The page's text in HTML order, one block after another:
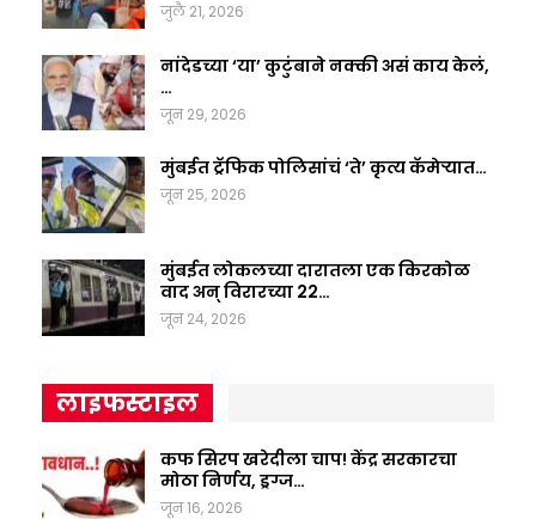
जुलै 21, 2026
नांदेडच्या ‘या’ कुटुंबाने नक्की असं काय केलं,
…
जून 29, 2026
मुंबईत ट्रॅफिक पोलिसांचं ‘ते’ कृत्य कॅमेऱ्यात…
जून 25, 2026
मुंबईत लोकलच्या दारातला एक किरकोळ
वाद अन् विरारच्या 22…
जून 24, 2026
लाइफस्टाइल
कफ सिरप खरेदीला चाप! केंद्र सरकारचा
मोठा निर्णय, ड्रग्ज…
जून 16, 2026